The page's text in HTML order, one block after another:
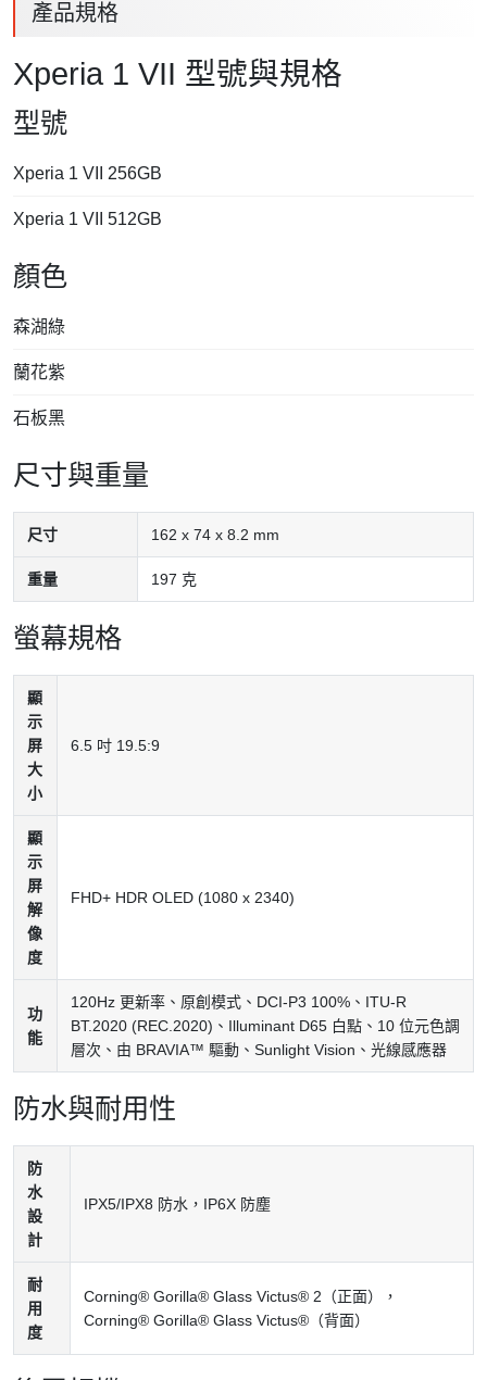
產品規格
Xperia 1 VII 型號與規格
型號
Xperia 1 VII 256GB
Xperia 1 VII 512GB
顏色
森湖綠
蘭花紫
石板黑
尺寸與重量
尺寸 162 x 74 x 8.2 mm
重量 197 克
螢幕規格
顯
示
屏
大
小
6.5 吋 19.5:9
顯
示
屏
解
像
度
FHD+ HDR OLED (1080 x 2340)
功
能
120Hz 更新率、原創模式、DCI-P3 100%、ITU-R
BT.2020 (REC.2020)、Illuminant D65 白點、10 位元色調
層次、由 BRAVIA™ 驅動、Sunlight Vision、光線感應器
防水與耐用性
防
水
設
計
IPX5/IPX8 防水，IP6X 防塵
耐
用
度
Corning® Gorilla® Glass Victus® 2（正面），
Corning® Gorilla® Glass Victus®（背面）